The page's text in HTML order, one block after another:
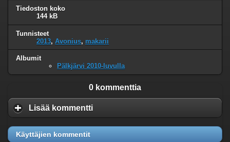
Tiedoston koko
144 kB
Tunnisteet
2013, Avonius, makarii
Albumit
Pälkjärvi 2010-luvulla
0 kommenttia
Lisää kommentti
Käyttäjien kommentit